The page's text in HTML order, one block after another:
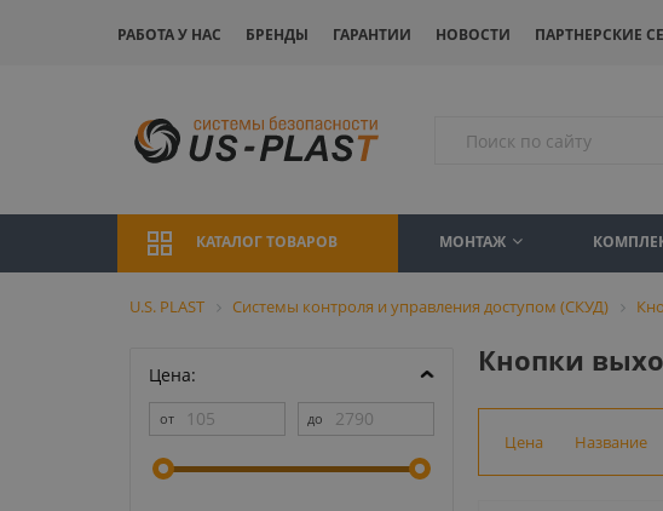
РАБОТА У НАС БРЕНДЫ ГАРАНТИИ НОВОСТИ ПАРТНЕРСКИЕ
КАТАЛОГ ТОВАРОВ МОНТАЖ
U.S. PLAST Системы контроля и управления доступом (СКУД)
Цена: Кнопки
Цена Название